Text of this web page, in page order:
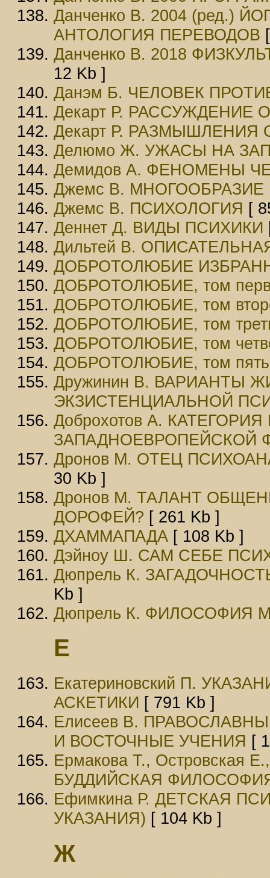
Данченко В. 2004 (ред.)
АНТОЛОГИЯ ПЕРЕВОДОВ
Данченко В. 2018
12 Kb ]
Данэм Б. ЧЕЛОВЕК
Декарт Р. РАССУЖДЕНИЕ
Декарт Р.
Делюмо Ж. УЖАСЫ НА
Демидов А. ФЕНОМЕНЫ
Джемс В.
Джемс В. ПСИХОЛОГИЯ [
Деннет Д. ВИДЫ ПСИХИКИ
Дильтей В.
ДОБРОТОЛЮБИЕ
ДОБРОТОЛЮБИЕ, том
ДОБРОТОЛЮБИЕ, том
ДОБРОТОЛЮБИЕ, том
ДОБРОТОЛЮБИЕ, том
ДОБРОТОЛЮБИЕ, том
Дружинин В. ВАРИАНТЫ
ЭКЗИСТЕНЦИАЛЬНОЙ
Доброхотов А.
ЗАПАДНОЕВРОПЕЙСКОЙ
Дронов М. ОТЕЦ
30 Kb ]
Дронов М. ТАЛАНТ
ДОРОФЕЙ? [ 261 Kb ]
ДХАММАПАДА [ 108 Kb ]
Дэйноу Ш. САМ СЕБЕ
Дюпрель К.
Kb ]
Дюпрель К. ФИЛОСОФИЯ
Е
Екатериновский П.
АСКЕТИКИ [ 791 Kb ]
Елисеев В.
И ВОСТОЧНЫЕ УЧЕНИЯ [
Ермакова Т., Островская
БУДДИЙСКАЯ
Ефимкина Р. ДЕТСКАЯ
УКАЗАНИЯ) [ 104 Kb ]
Ж